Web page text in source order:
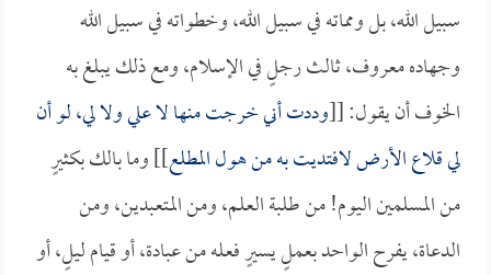
سبيل الله، بل ومماته في سبيل الله، وخطواته في سبيل الله
وجهاده معروف، ثالث رجلٍ في الإسلام، ومع ذلك يبلغ به
الخوف أن يقول: [[وددت أني خرجت منها لا علي ولا لي، لو أن
لي قلاع الأرض لافتديت به من هول المطلع]] وما بالك بكثيرٍ
من المسلمين اليوم! من طلبة العلم، ومن المتعبدين، ومن
الدعاة، يفرح الواحد بعملٍ يسيرٍ فعله من عبادة، أو قيام ليلٍ، أو